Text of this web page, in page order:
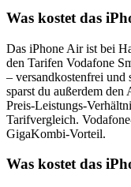
Was kostet das
Das iPhone Air ist bei
den Tarifen Vodafone
– versandkostenfrei
sparst du außerdem den
Preis-Leistungs-
Tarifvergleich.
GigaKombi-Vorteil.
Was kostet das